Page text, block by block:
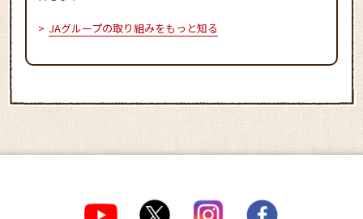
JAグループの取り組みをもっと知る